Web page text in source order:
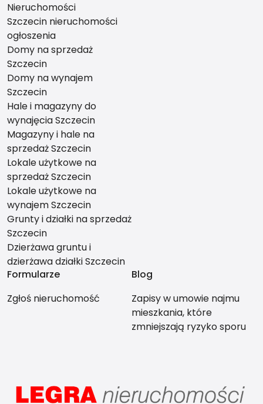
Nieruchomości
Szczecin nieruchomości
ogłoszenia
Domy na sprzedaż
Szczecin
Domy na wynajem
Szczecin
Hale i magazyny do
wynajęcia Szczecin
Magazyny i hale na
sprzedaż Szczecin
Lokale użytkowe na
sprzedaż Szczecin
Lokale użytkowe na
wynajem Szczecin
Grunty i działki na sprzedaż
Szczecin
Dzierżawa gruntu i
dzierżawa działki Szczecin
Formularze
Zgłoś nieruchomość
Blog
Zapisy w umowie najmu
mieszkania, które
zmniejszają ryzyko sporu